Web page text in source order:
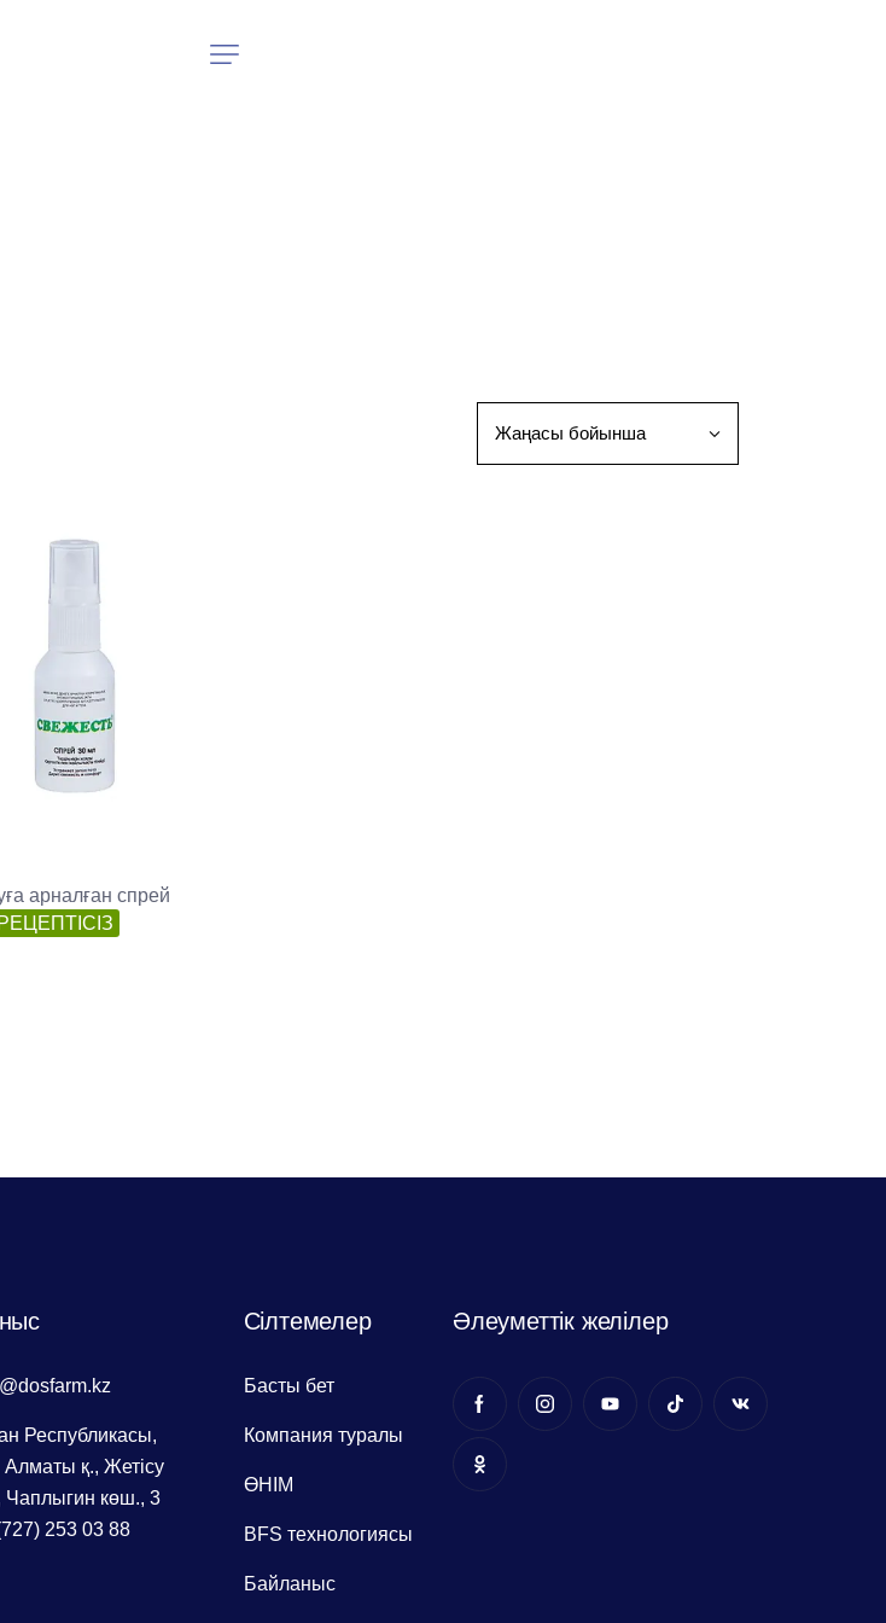
арналған спрей
РЕЦЕПТІСІЗ
Республикасы,
қ., Жетісу
Чаплыгин көш., 3
253 03 88
Сілтемелер
Басты бет
Компания туралы
ӨНІМ
BFS технологиясы
Байланыс
Әлеуметтік желілер